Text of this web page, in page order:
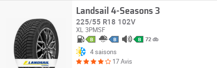
Landsail 4-Seasons 3
225/55 R18 102V
XL 3PMSF
B B B 72 db
4 saisons
17 Avis